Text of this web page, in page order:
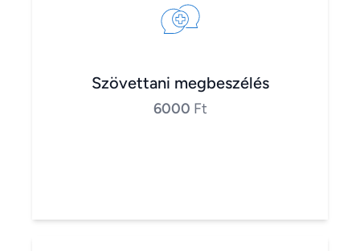
Szövettani megbeszélés
6000 Ft